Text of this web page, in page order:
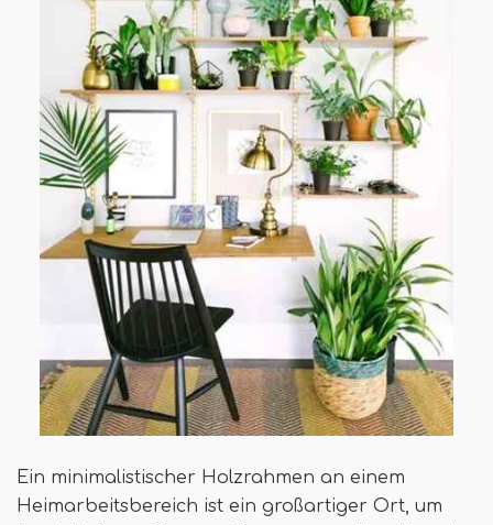
Ein minimalistischer Holzrahmen an einem
Heimarbeitsbereich ist ein großartiger Ort, um